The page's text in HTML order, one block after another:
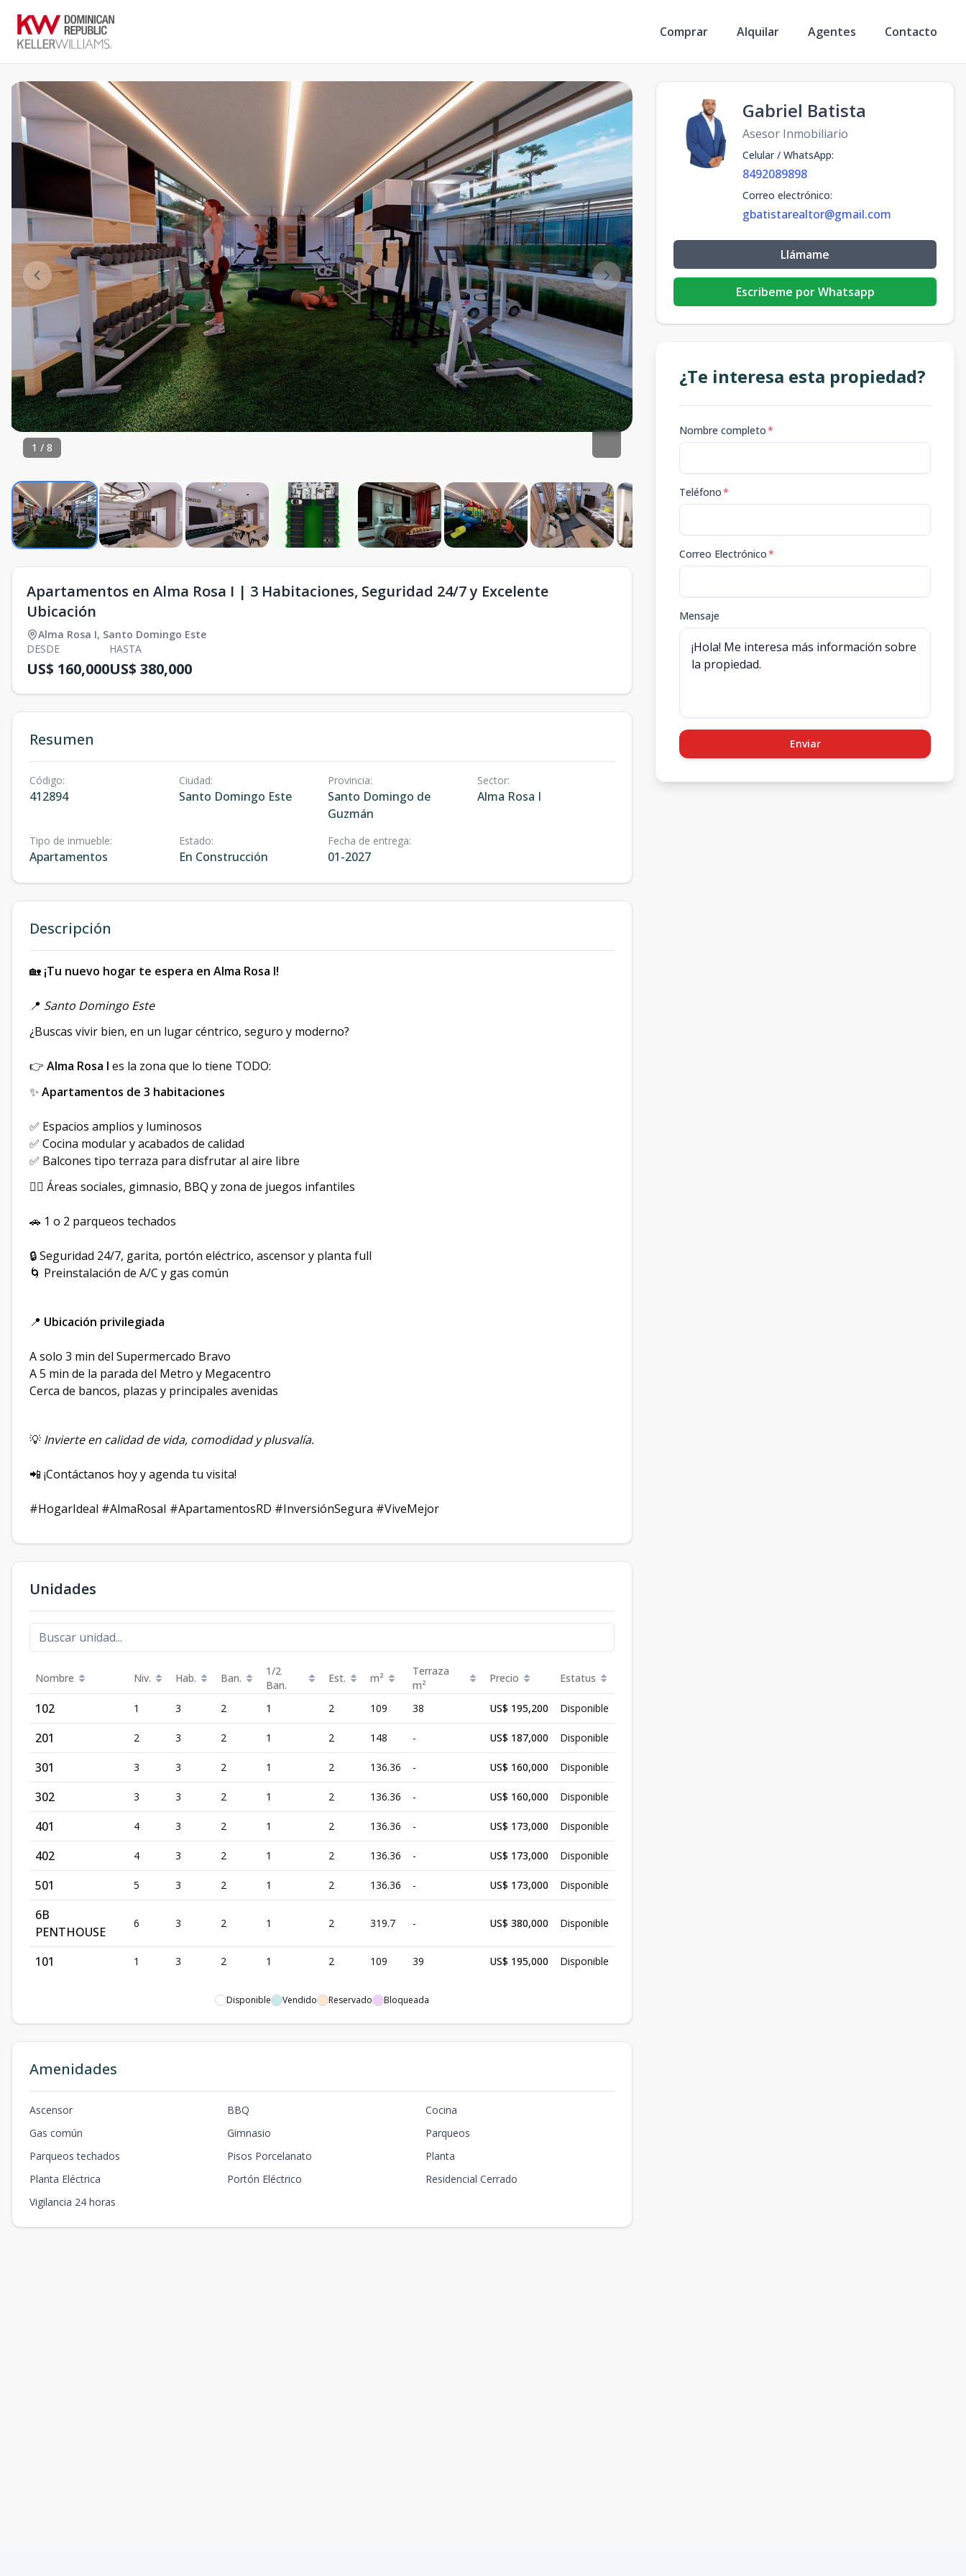
Comprar Alquilar Agentes Contacto
1 / 8
Apartamentos en Alma Rosa I | 3 Habitaciones, Seguridad 24/7 y Excelente
Ubicación
Alma Rosa I, Santo Domingo Este
DESDE
US$ 160,000
HASTA
US$ 380,000
Resumen
Código:
412894
Ciudad:
Santo Domingo Este
Provincia:
Santo Domingo de
Guzmán
Sector:
Alma Rosa I
Tipo de inmueble:
Apartamentos
Estado:
En Construcción
Fecha de entrega:
01-2027
Descripción
🏡 ¡Tu nuevo hogar te espera en Alma Rosa I!
📍 Santo Domingo Este
¿Buscas vivir bien, en un lugar céntrico, seguro y moderno?
👉 Alma Rosa I es la zona que lo tiene TODO:
✨ Apartamentos de 3 habitaciones
✅ Espacios amplios y luminosos
✅ Cocina modular y acabados de calidad
✅ Balcones tipo terraza para disfrutar al aire libre
🏋️‍♀️ Áreas sociales, gimnasio, BBQ y zona de juegos infantiles
🚗 1 o 2 parqueos techados
🔒 Seguridad 24/7, garita, portón eléctrico, ascensor y planta full
🌀 Preinstalación de A/C y gas común
📍 Ubicación privilegiada
A solo 3 min del Supermercado Bravo
A 5 min de la parada del Metro y Megacentro
Cerca de bancos, plazas y principales avenidas
💡 Invierte en calidad de vida, comodidad y plusvalía.
📲 ¡Contáctanos hoy y agenda tu visita!
#HogarIdeal #AlmaRosaI #ApartamentosRD #InversiónSegura #ViveMejor
Unidades
Nombre Niv. Hab. Ban.
1/2
Ban.
Est. m²
Terraza
m²
Precio Estatus
102 1 3 2 1 2 109 38 US$ 195,200 Disponible
201 2 3 2 1 2 148 - US$ 187,000 Disponible
301 3 3 2 1 2 136.36 - US$ 160,000 Disponible
302 3 3 2 1 2 136.36 - US$ 160,000 Disponible
401 4 3 2 1 2 136.36 - US$ 173,000 Disponible
402 4 3 2 1 2 136.36 - US$ 173,000 Disponible
501 5 3 2 1 2 136.36 - US$ 173,000 Disponible
6B
PENTHOUSE
6 3 2 1 2 319.7 - US$ 380,000 Disponible
101 1 3 2 1 2 109 39 US$ 195,000 Disponible
Disponible Vendido Reservado Bloqueada
Amenidades
Ascensor BBQ
Cocina
Gas común
Gimnasio
Parqueos
Parqueos techados
Pisos Porcelanato
Planta
Planta Eléctrica
Portón Eléctrico
Residencial Cerrado
Vigilancia 24 horas
Gabriel Batista
Asesor Inmobiliario
Celular / WhatsApp:
8492089898
Correo electrónico:
gbatistarealtor@gmail.com
Llámame
Escribeme por Whatsapp
¿Te interesa esta propiedad?
Nombre completo*
Teléfono*
Correo Electrónico*
Mensaje
Enviar